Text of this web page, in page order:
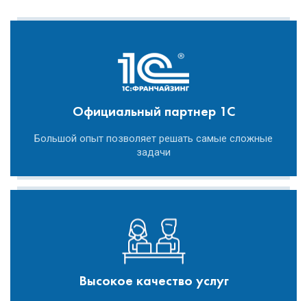
Официальный партнер 1С
Большой опыт позволяет решать самые сложные
задачи
Высокое качество услуг